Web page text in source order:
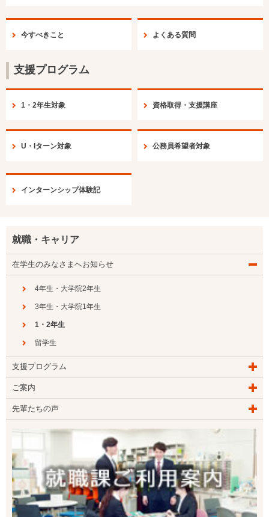
今すべきこと よくある質問
支援プログラム
1・2年生対象 資格取得・支援講座
U・Iターン対象 公務員希望者対象
インターンシップ体験記
就職・キャリア
在学生のみなさまへお知らせ
4年生・大学院2年生
3年生・大学院1年生
1・2年生
留学生
支援プログラム
ご案内
先輩たちの声